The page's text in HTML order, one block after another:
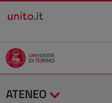
Salta al contenuto principale
ATENEO